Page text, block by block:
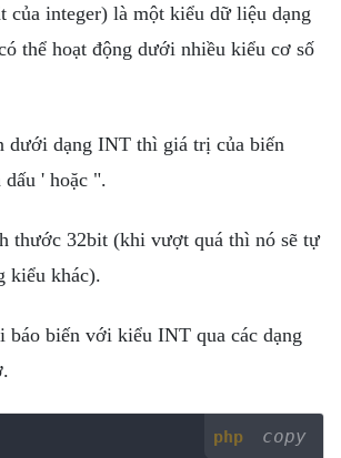
integer) là một kiểu dữ liệu dạng
thể hoạt động dưới nhiều kiểu cơ số
dưới dạng INT thì giá trị của biến
' hoặc ".
thước 32bit (khi vượt quá thì nó sẽ tự
kiểu khác).
báo biến với kiểu INT qua các dạng
php copy